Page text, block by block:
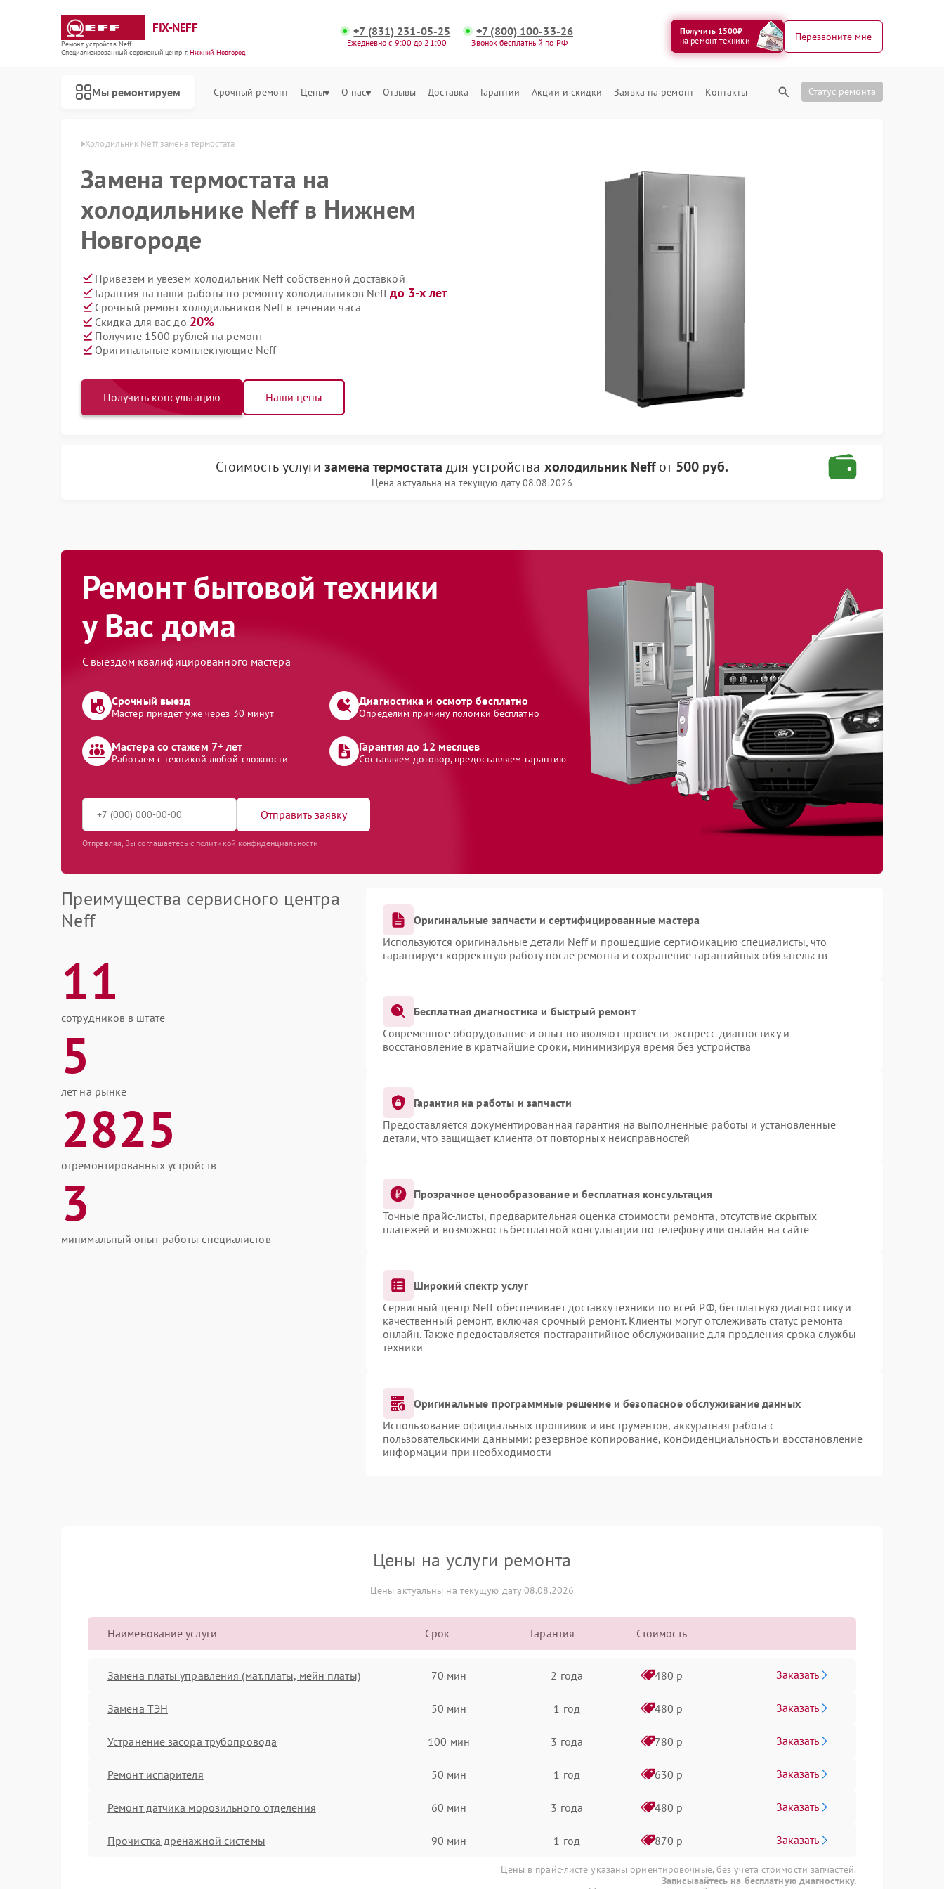
FIX-NEFF
Ремонт устройств Neff
Специализированный cервисный центр г.Нижний Новгород
+7 (831) 231-05-25
Ежедневно с 9:00 до 21:00
+7 (800) 100-33-26
Звонок бесплатный по РФ
Получить 1500₽
на ремонт техники
Перезвоните мне
Мы ремонтируем Срочный ремонт Цены О нас Отзывы Доставка Гарантии Акции и скидки Заявка на ремонт Контакты Статус ремонта
Нижнем Новгороде Холодильник Neff замена термостата
Замена термостата на
холодильнике Neff в Нижнем
Новгороде
Привезем и увезем холодильник Neff собственной доставкой
Гарантия на наши работы по ремонту холодильников Neffдо 3-х лет
Срочный ремонт холодильников Neff в течении часа
Скидка для вас до 20%
Получите 1500 рублей на ремонт
Оригинальные комплектующие Neff
Получить консультацию Наши цены
Стоимость услугизамена термостата для устройства холодильник Neffот 500 руб.
Цена актуальна на текущую дату 08.08.2026
Ремонт бытовой техники
у Вас дома
С выездом квалифицированного мастера
Срочный выезд
Мастер приедет уже через 30 минут
Диагностика и осмотр бесплатно
Определим причину поломки бесплатно
Мастера со стажем 7+ лет
Работаем с техникой любой сложности
Гарантия до 12 месяцев
Составляем договор, предоставляем гарантию
Отправить заявку
Отправляя, Вы соглашаетесь с политикой конфиденциальности
Преимущества сервисного центра
Neff
11
сотрудников в штате
5
лет на рынке
2825
отремонтированных устройств
3
минимальный опыт работы специалистов
Оригинальные запчасти и сертифицированные мастера
Используются оригинальные детали Neff и прошедшие сертификацию специалисты, что
гарантирует корректную работу после ремонта и сохранение гарантийных обязательств
Бесплатная диагностика и быстрый ремонт
Современное оборудование и опыт позволяют провести экспресс-диагностику и
восстановление в кратчайшие сроки, минимизируя время без устройства
Гарантия на работы и запчасти
Предоставляется документированная гарантия на выполненные работы и установленные
детали, что защищает клиента от повторных неисправностей
Прозрачное ценообразование и бесплатная консультация
Точные прайс-листы, предварительная оценка стоимости ремонта, отсутствие скрытых
платежей и возможность бесплатной консультации по телефону или онлайн на сайте
Широкий спектр услуг
Сервисный центр Neff обеспечивает доставку техники по всей РФ, бесплатную диагностику и
качественный ремонт, включая срочный ремонт. Клиенты могут отслеживать статус ремонта
онлайн. Также предоставляется постгарантийное обслуживание для продления срока службы
техники
Оригинальные программные решение и безопасное обслуживание данных
Использование официальных прошивок и инструментов, аккуратная работа с
пользовательскими данными: резервное копирование, конфиденциальность и восстановление
информации при необходимости
Цены на услуги ремонта
Цены актуальны на текущую дату 08.08.2026
Наименование услуги Срок Гарантия Стоимость
Замена платы управления (мат.платы, мейн платы) 70 мин 2 года 480 р Заказать
Замена ТЭН 50 мин 1 год 480 р Заказать
Устранение засора трубопровода 100 мин 3 года 780 р Заказать
Ремонт испарителя 50 мин 1 год 630 р Заказать
Ремонт датчика морозильного отделения 60 мин 3 года 480 р Заказать
Прочистка дренажной системы 90 мин 1 год 870 р Заказать
Цены в прайс-листе указаны ориентировочные, без учета стоимости запчастей.
Записывайтесь на бесплатную диагностику.